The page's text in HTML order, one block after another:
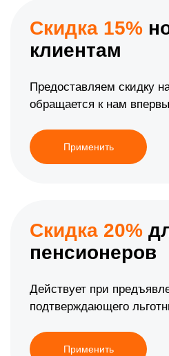
Скидка 15%
клиентам
Предоставляем скидку
обращается к нам
Применить
Скидка 20%
пенсионеров
Действует при
подтверждающего
Применить